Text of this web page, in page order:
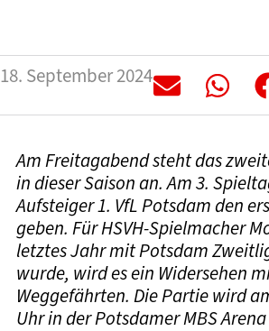
18. September 2024
Am Freitagabend steht das
in dieser Saison an. Am 3.
Aufsteiger 1. VfL Potsdam den
geben. Für HSVH-Spielmacher
letztes Jahr mit Potsdam
wurde, wird es ein Widersehen
Weggefährten. Die Partie wird
Uhr in der Potsdamer MBS